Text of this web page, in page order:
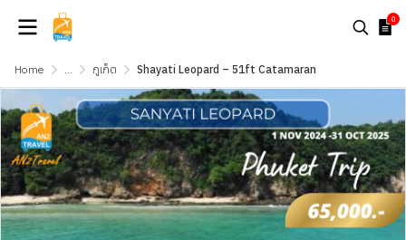
0
Home ... ภูเก็ต Shayati Leopard – 51ft Catamaran